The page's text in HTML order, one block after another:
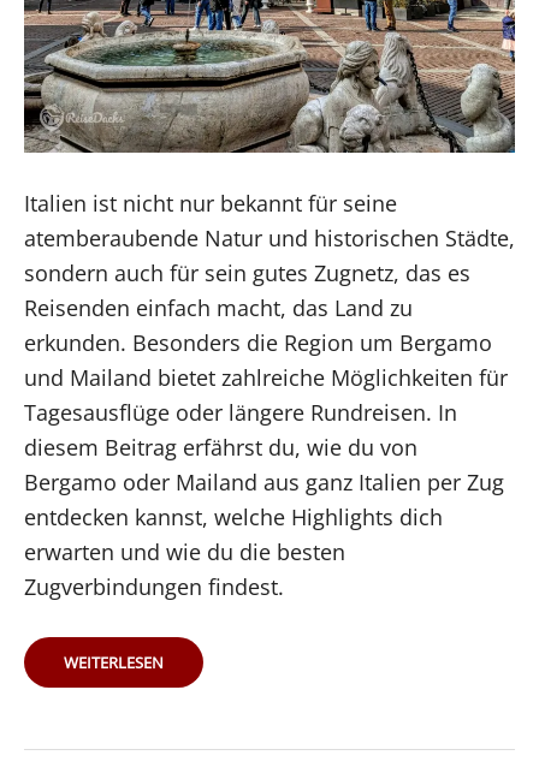
Italien ist nicht nur bekannt für seine
atemberaubende Natur und historischen Städte,
sondern auch für sein gutes Zugnetz, das es
Reisenden einfach macht, das Land zu
erkunden. Besonders die Region um Bergamo
und Mailand bietet zahlreiche Möglichkeiten für
Tagesausflüge oder längere Rundreisen. In
diesem Beitrag erfährst du, wie du von
Bergamo oder Mailand aus ganz Italien per Zug
entdecken kannst, welche Highlights dich
erwarten und wie du die besten
Zugverbindungen findest.
MAILAND/BERGAMO:
DER
PERFEKTE
MIT
WEITERLESEN